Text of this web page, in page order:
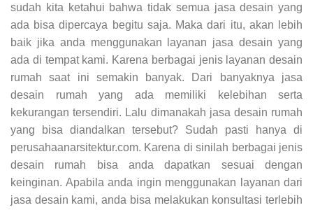
sudah kita ketahui bahwa tidak semua jasa desain yang
ada bisa dipercaya begitu saja. Maka dari itu, akan lebih
baik jika anda menggunakan layanan jasa desain yang
ada di tempat kami. Karena berbagai jenis layanan desain
rumah saat ini semakin banyak. Dari banyaknya jasa
desain rumah yang ada memiliki kelebihan serta
kekurangan tersendiri. Lalu dimanakah jasa desain rumah
yang bisa diandalkan tersebut? Sudah pasti hanya di
perusahaanarsitektur.com. Karena di sinilah berbagai jenis
desain rumah bisa anda dapatkan sesuai dengan
keinginan. Apabila anda ingin menggunakan layanan dari
jasa desain kami, anda bisa melakukan konsultasi terlebih